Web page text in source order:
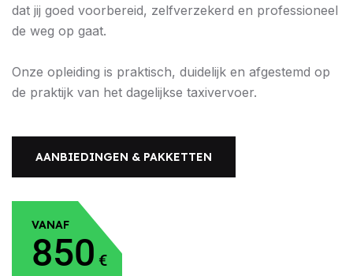
dat jij goed voorbereid, zelfverzekerd en professioneel
de weg op gaat.
Onze opleiding is praktisch, duidelijk en afgestemd op
de praktijk van het dagelijkse taxivervoer.
AANBIEDINGEN & PAKKETTEN
VANAF
850 €